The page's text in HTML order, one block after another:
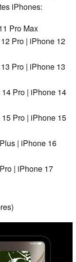
iPhones:
Pro Max
Pro | iPhone 12
Pro | iPhone 13
Pro | iPhone 14
Pro | iPhone 15
| iPhone 16
| iPhone 17